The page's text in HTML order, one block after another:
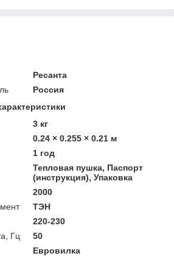
Ресанта
Россия
3 кг
0.24 × 0.255 × 0.21 м
1 год
Тепловая пушка, Паспорт
(инструкция), Упаковка
2000
ТЭН
220-230
Гц
50
Евровилка